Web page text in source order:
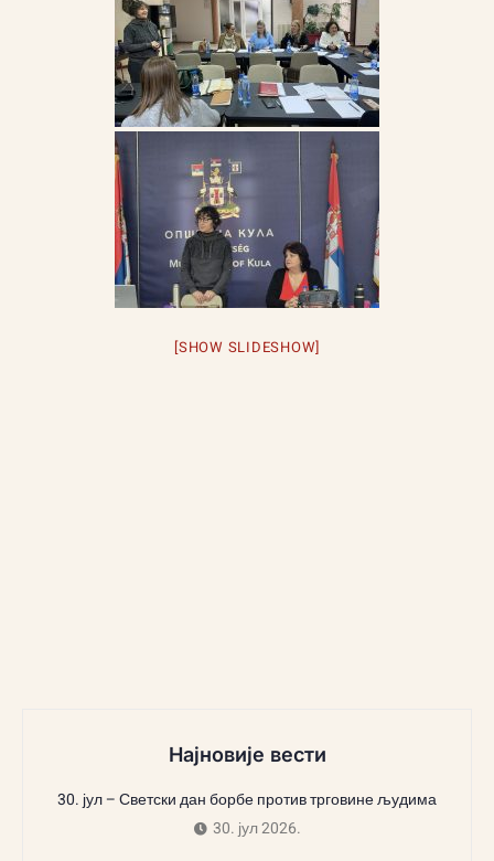
[SHOW SLIDESHOW]
Најновије вести
30. јул – Светски дан борбе против трговине људима
30. јул 2026.